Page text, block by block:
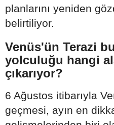
planlarını yeniden
belirtiliyor.
Venüs'ün Terazi
yolculuğu hangi
çıkarıyor?
6 Ağustos itibarıyla
geçmesi, ayın en